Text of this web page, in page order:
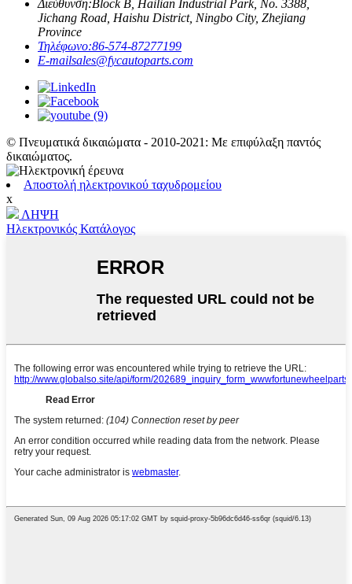
Διεύθυνση:Block B, Hailian Industrial Park, No. 3388,
Jichang Road, Haishu District, Ningbo City, Zhejiang
Province
Τηλέφωνο:86-574-87277199
E-mailsales@fycautoparts.com
© Πνευματικά δικαιώματα - 2010-2021: Με επιφύλαξη παντός
δικαιώματος.
Αποστολή ηλεκτρονικού ταχυδρομείου
x
ΛΗΨΗ
Ηλεκτρονικός Κατάλογος